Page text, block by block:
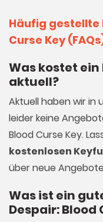
Häufig gestellte
Curse Key
Was kostet ein
aktuell?
Aktuell haben wir in
leider keine
Blood Curse Key.
kostenlosen
über neue
Was ist ein
Despair: Blood